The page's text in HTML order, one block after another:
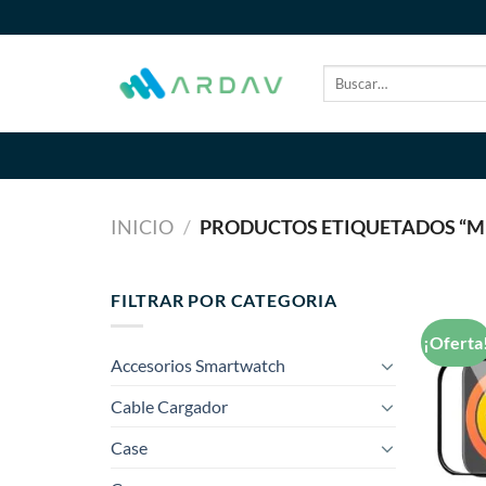
al
Buscar
INICIO / PRODUCTOS ETIQUETADOS
FILTRAR POR CATEGORIA
Accesorios Smartwatch
Cable Cargador
Case
¡Oferta!